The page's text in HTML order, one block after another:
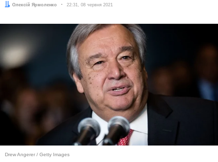
Автор:
Олексій Ярмоленко Дата:
22:31, 08 червня 2021
Drew Angerer / Getty Images